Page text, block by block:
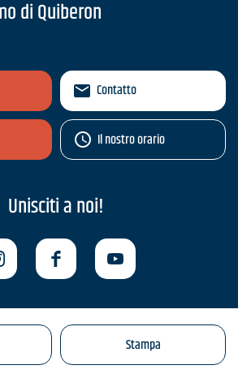
di Quiberon
Contatto
Il nostro orario
Unisciti a noi!
Stampa